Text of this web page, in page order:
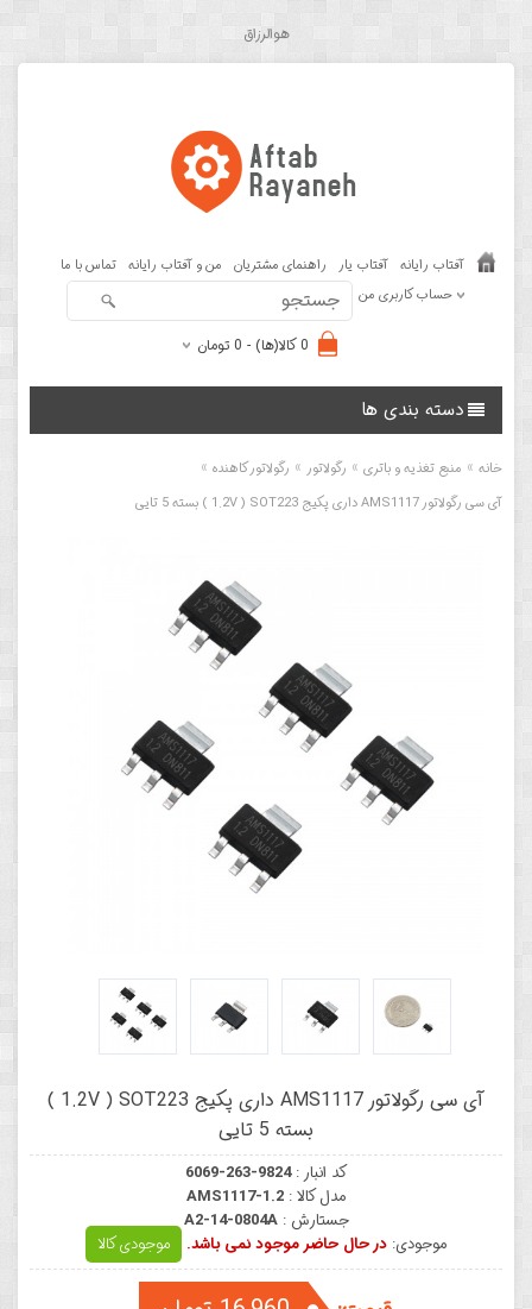
هوالرزاق
آفتاب رایانه آفتاب یار راهنمای مشتریان من و آفتاب رایانه تماس با ما
حساب کاربری من
0 کالا(ها) - 0 تومان
دسته بندی ها
خانه » منبع تغذیه و باتری » رگولاتور » رگولاتور کاهنده »
آی سی رگولاتور AMS1117 داری پکیج 1.2V ) SOT223 ) بسته 5 تایی
آی سی رگولاتور AMS1117 داری پکیج 1.2V ) SOT223 )
بسته 5 تایی
کد انبار :6069-263-9824
مدل کالا : AMS1117-1.2
جستارش :A2-14-0804A
موجودی: در حال حاضر موجود نمی باشد. موجودی کالا